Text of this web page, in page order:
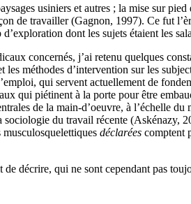
usiniers et autres ; la mise sur
de travailler (Gagnon, 1997). Ce fut
dont les sujets étaient les
concernés, j’ai retenu quelques
méthodes d’intervention sur les
qui servent actuellement de
qui piétinent à la porte pour être
de la main-d’oeuvre, à l’échelle
sociologie du travail récente (Askénazy,
déclarées comptent
décrire, qui ne sont cependant pas